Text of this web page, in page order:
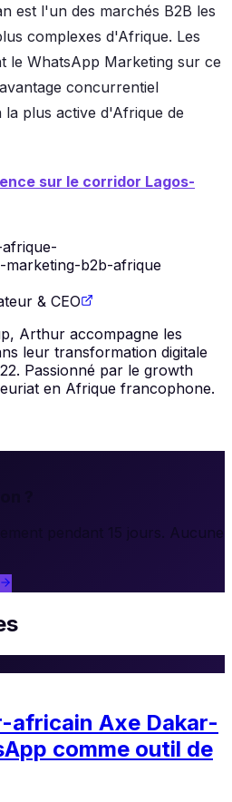
est l'un des marchés B2B les
complexes d'Afrique. Les
le WhatsApp Marketing sur ce
concurrentiel
la plus active d'Afrique de
sur le corridor Lagos-
marketing-b2b-afrique
& CEO
Arthur accompagne les
leur transformation digitale
Passionné par le growth
en Afrique francophone.
pendant 15 jours. Aucune
africain Axe Dakar-
comme outil de